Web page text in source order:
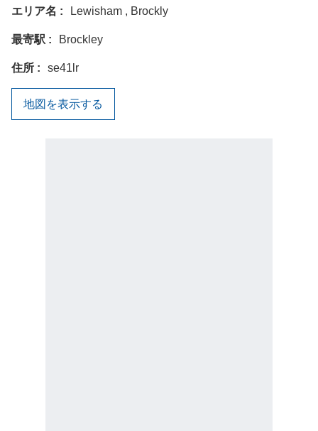
エリア名 Lewisham , Brockly
最寄駅 Brockley
住所 se41lr
地図を表示する